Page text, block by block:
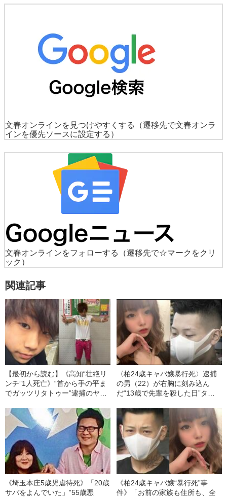
文春オンラインを見つけやすくする
（遷移先で文春オンラ
インを優先ソースに設定する）
文春オンラインをフォローする
（遷移先で☆マークをクリ
ック）
関連記事
【最初から読む】《高知“壮絶リ
ンチ”1人死亡》“首から手の平ま
でガッツリタトゥー”逮捕のヤン
物をめぐるトラブルか？」
〈柏24歳キャバ嬢暴行死〉逮捕
の男（22）が右胸に刻み込ん
だ“13歳で先輩を殺した日”タト
腹などを複数回殴打し……「俺
に楯突くとこうなるんだ」《腕
の刺青写真》
《埼玉本庄5歳児虐待死》「20歳
サバをよんでいた」‟55歳悪
《柏24歳キャバ嬢“暴行死”事
件》「お前の家族も住所も、全